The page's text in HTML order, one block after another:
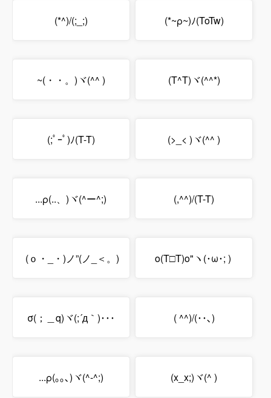
(*^)/(;_;) (*~ρ~)ﾉ(ToTw)
~(・・。)ヾ(^^ ) (T^T)ヾ(^^*)
(;ﾟｰﾟ)ﾉ(T-T) (>_< )ヾ(^^ )
...ρ(..、)ヾ(^ー^;) (,^^)/(T-T)
(ｏ・_・)ノ”(ノ_＜。) o(T□T)o"ヽ(･ω･; )
σ(；＿q)ヾ(;´д｀)･･･ ( ^^)/(･･､)
...ρ(｡｡､)ヾ(^-^;) (x_x;)ヾ(^ )